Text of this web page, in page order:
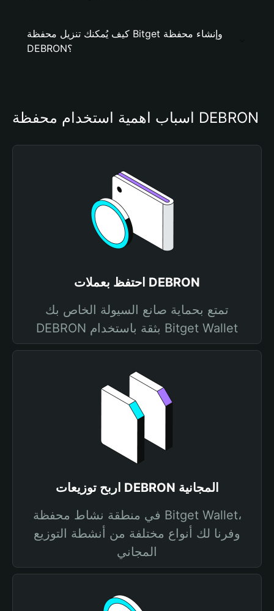
كيف يُمكنك تنزيل محفظة Bitget وإنشاء محفظة
DEBRON؟
أسباب أهمية استخدام محفظة DEBRON
احتفظ بعملات DEBRON
تمتع بحماية صانع السيولة الخاص بك
DEBRON بثقة باستخدام Bitget Wallet
اربح توزيعات DEBRON المجانية
في منطقة نشاط محفظة Bitget Wallet،
وفرنا لك أنواع مختلفة من أنشطة التوزيع
المجاني